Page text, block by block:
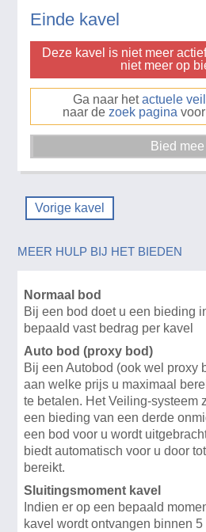
Einde kavel
Deze kavel is niet meer
niet meer op
Ga naar hetactuele
naar de zoek pagina
Vorige kavel
MEER HULP BIJ HET BIEDEN
Normaal bod
Bij een bod doet u een bieding
bepaald vast bedrag per kavel
Auto bod (proxy bod)
Bij een Autobod (ook wel proxy
aan welke prijs u maximaal
te betalen. Het Veiling-systeem
een bieding van een derde
een bod voor u wordt
biedt automatisch voor u door
bereikt.
Sluitingsmoment kavel
Indien er op een bepaald
kavel wordt ontvangen binnen